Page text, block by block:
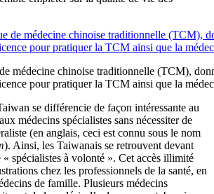
médecine chinoise traditionnelle (TCM),
pour pratiquer la TCM ainsi que la
se différencie de façon intéressante au
médecins spécialistes sans nécessiter de
(en anglais, ceci est connu sous le nom
). Ainsi, les Taiwanais se retrouvent devant
spécialistes à volonté ». Cet accès illimité
chez les professionnels de la santé, en
de famille. Plusieurs médecins